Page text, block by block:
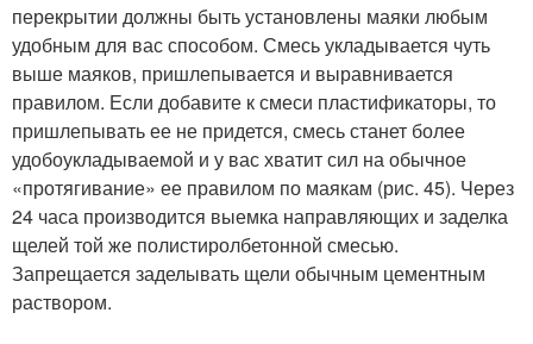
перекрытии должны быть установлены маяки любым
удобным для вас способом. Смесь укладывается чуть
выше маяков, пришлепывается и выравнивается
правилом. Если добавите к смеси пластификаторы, то
пришлепывать ее не придется, смесь станет более
удобоукладываемой и у вас хватит сил на обычное
«протягивание» ее правилом по маякам (рис. 45). Через
24 часа производится выемка направляющих и заделка
щелей той же полистиролбетонной смесью.
Запрещается заделывать щели обычным цементным
раствором.